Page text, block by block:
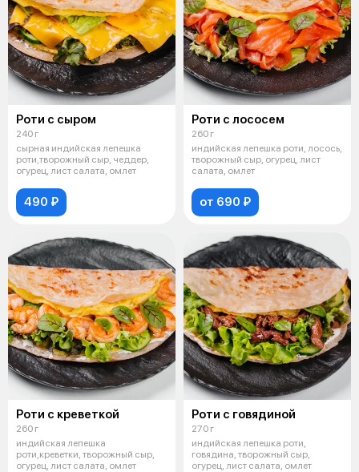
Роти с сыром
240 г
сырная индийская лепешка
роти,творожный сыр, чеддер,
огурец, лист салата, омлет
490 ₽
Роти с лососем
260 г
индийская лепешка роти, лосось,
творожный сыр, огурец, лист
салата, омлет
от 690 ₽
Роти с креветкой
260 г
индийская лепешка
роти,креветки, творожный сыр,
огурец, лист салата, омлет
Роти с говядиной
270 г
индийская лепешка роти,
говядина, творожный сыр,
огурец, лист салата, омлет